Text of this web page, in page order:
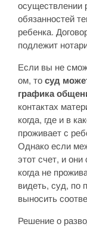
осуществлении
обязанностей
ребенка.
подлежит
Если вы не
ом, то суд
графика
контактах
когда, где и в
проживает с
Однако если
этот счет, и они
когда не
видеть, суд, по
выносить
Решение о